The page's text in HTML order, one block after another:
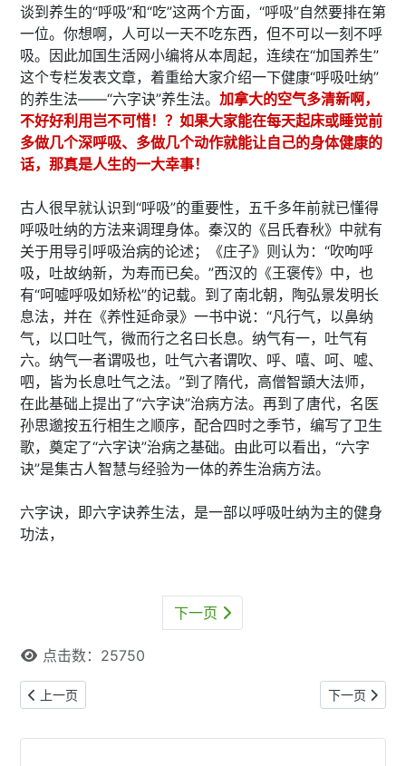
谈到养生的“呼吸”和“吃”这两个方面，“呼吸”自然要排在第
一位。你想啊，人可以一天不吃东西，但不可以一刻不呼
吸。因此加国生活网小编将从本周起，连续在“加国养生”
这个专栏发表文章，着重给大家介绍一下健康“呼吸吐纳”
的养生法——“六字诀”养生法。 加拿大的空气多清新啊，
不好好利用岂不可惜！？如果大家能在每天起床或睡觉前
多做几个深呼吸、多做几个动作就能让自己的身体健康的
话，那真是人生的一大幸事！
古人很早就认识到“呼吸”的重要性，五千多年前就已懂得
呼吸吐纳的方法来调理身体。秦汉的《吕氏春秋》中就有
关于用导引呼吸治病的论述；《庄子》则认为：“吹呴呼
吸，吐故纳新，为寿而已矣。”西汉的《王褒传》中，也
有“呵嘘呼吸如矫松”的记载。到了南北朝，陶弘景发明长
息法，并在《养性延命录》一书中说：“凡行气，以鼻纳
气，以口吐气，微而行之名曰长息。纳气有一，吐气有
六。纳气一者谓吸也，吐气六者谓吹、呼、嘻、呵、嘘、
呬，皆为长息吐气之法。”到了隋代，高僧智顗大法师，
在此基础上提出了“六字诀”治病方法。再到了唐代，名医
孙思邈按五行相生之顺序，配合四时之季节，编写了卫生
歌，奠定了“六字诀”治病之基础。由此可以看出，“六字
诀”是集古人智慧与经验为一体的养生治病方法。
六字诀，即六字诀养生法，是一部以呼吸吐纳为主的健身
功法，
下一页
点击数：25750
上一篇文章: 六字诀养生法（二）——“嘘”字诀 春嘘明目木扶肝
上一页 下一篇文章:
下一页